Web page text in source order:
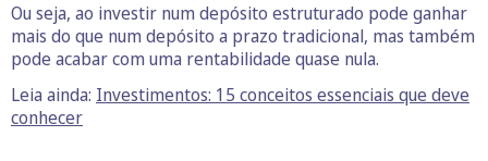
Ou seja, ao investir num depósito estruturado pode ganhar
mais do que num depósito a prazo tradicional, mas também
pode acabar com uma rentabilidade quase nula.
Leia ainda: Investimentos: 15 conceitos essenciais que deve
conhecer